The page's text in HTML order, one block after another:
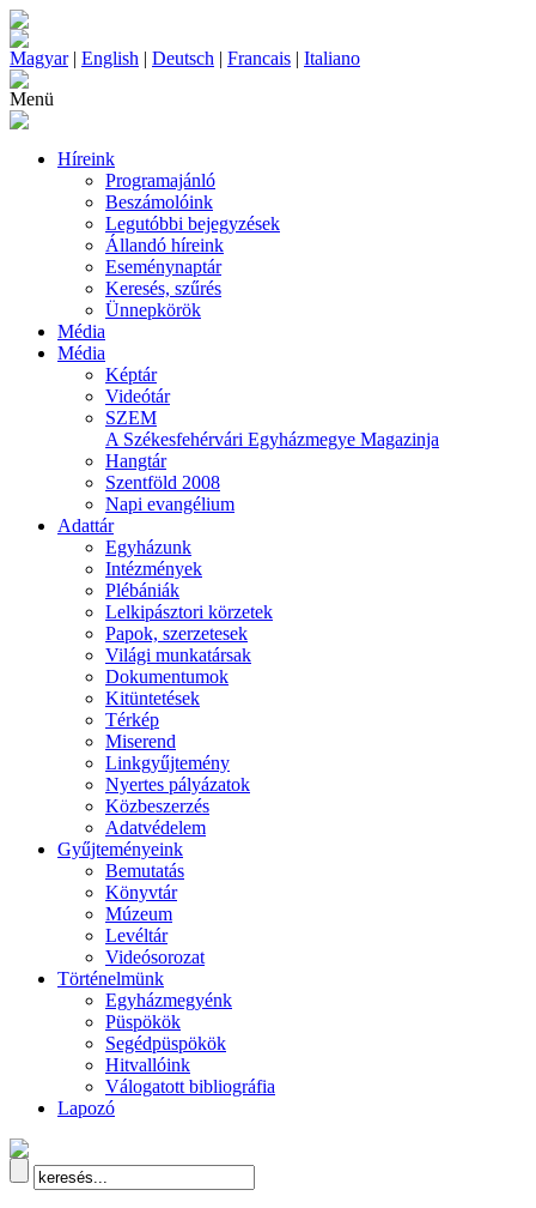
Magyar| English | Deutsch | Francais | Italiano
Menü
Híreink
Programajánló
Beszámolóink
Legutóbbi bejegyzések
Állandó híreink
Eseménynaptár
Keresés, szűrés
Ünnepkörök
Média
Média
Képtár
Videótár
SZEM
A Székesfehérvári Egyházmegye Magazinja
Hangtár
Szentföld 2008
Napi evangélium
Adattár
Egyházunk
Intézmények
Plébániák
Lelkipásztori körzetek
Papok, szerzetesek
Világi munkatársak
Dokumentumok
Kitüntetések
Térkép
Miserend
Linkgyűjtemény
Nyertes pályázatok
Közbeszerzés
Adatvédelem
Gyűjteményeink
Bemutatás
Könyvtár
Múzeum
Levéltár
Videósorozat
Történelmünk
Egyházmegyénk
Püspökök
Segédpüspökök
Hitvallóink
Válogatott bibliográfia
Lapozó